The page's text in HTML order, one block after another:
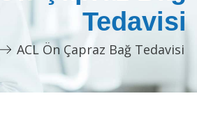
Tedavisi
ACL Ön Çapraz Bağ Tedavisi